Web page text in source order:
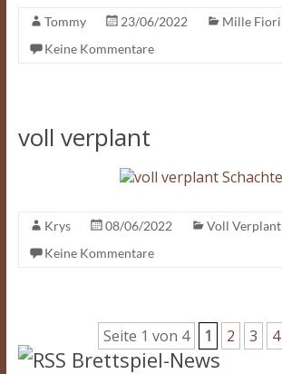
Tommy 23/06/2022
Mille Fiori
Keine Kommentare
voll verplant
Krys 08/06/2022
Voll Verplant
Keine Kommentare
Seite 1 von 4 1 2 3 4
Brettspiel-News